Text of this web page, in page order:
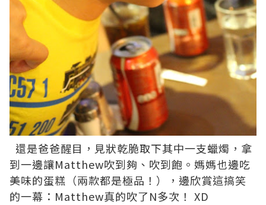
還是爸爸醒目，見狀乾脆取下其中一支蠟燭，拿
到一邊讓Matthew吹到夠、吹到飽。媽媽也邊吃
美味的蛋糕（兩款都是極品！），邊欣賞這搞笑
的一幕：Matthew真的吹了N多次！ XD